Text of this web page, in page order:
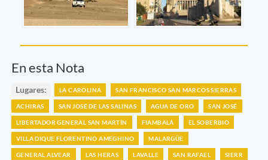
En esta Nota
Lugares: LA CAROLINA SAN FRANCISCO SAN MARCOS SIERRAS
ACHIRAS SAN JOSÉ DE LAS SALINAS AGUA DE ORO SAN JOSÉ
LIBERTADOR GENERAL SAN MARTÍN FIAMBALÁ EL SOBERBIO
VILLA DIQUE FLORENTINO AMEGHINO MALARGÜE
GENERAL ALVEAR LAS HERAS LAVALLE SAN RAFAEL SIERR